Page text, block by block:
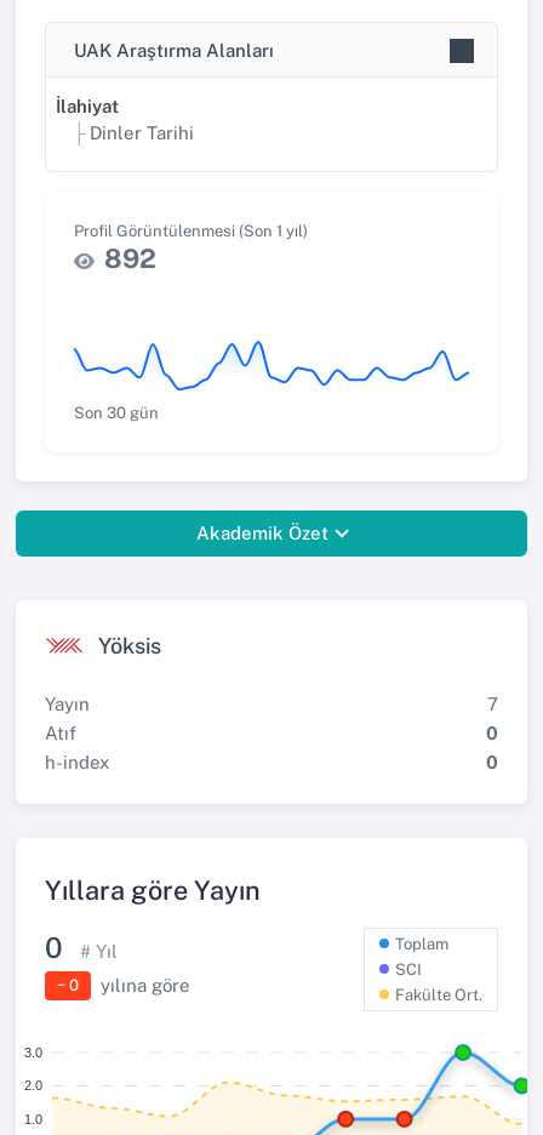
UAK Araştırma Alanları
İlahiyat
Dinler Tarihi
Profil Görüntülenmesi (Son 1 yıl)
892
Son 30 gün
Akademik Özet
Yöksis
Yayın
7
Atıf
0
h-index
0
Yıllara göre Yayın
0 # Yıl
− 0 yılına göre
Toplam
SCI
Fakülte Ort.
3.0
2.0
1.0